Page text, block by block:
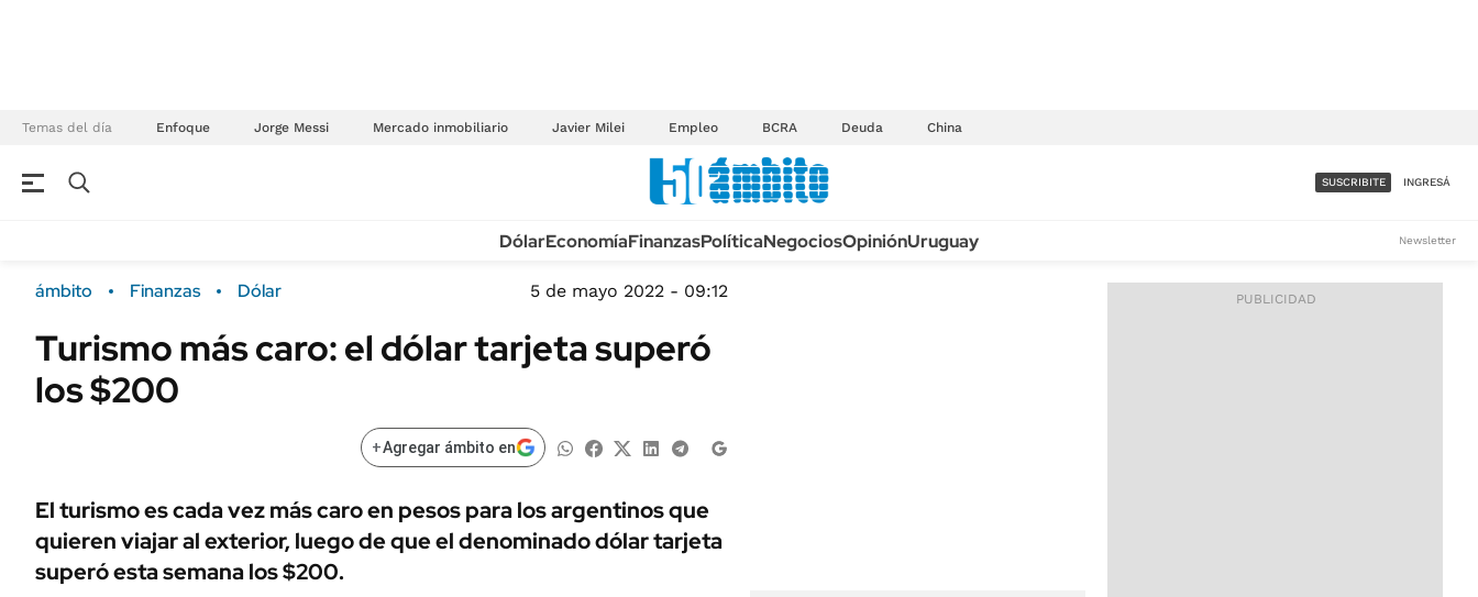
Temas del día Enfoque Jorge Messi Mercado inmobiliario Javier Milei Empleo BCRA Deuda China
Campo
FINANZAS
ÁMBITO DEBATE
MEDIAKIT AMBITO DEBATE
Sustentabilidad
POLÍTICA
URUGUAY
TECNOLOGÍA
MÉXICO
MUNDO
LIFESTYLE
AUTOS
ACCESO FULL - $1.800/MES
SUSCRIBITE INGRESÁ
DólarEconomíaFinanzasPolíticaNegociosOpiniónUruguay Newsletter
ámbito Finanzas Dólar 5 de mayo 2022 - 09:12
Turismo más caro: el dólar tarjeta superó
los $200
+Agregar ámbito en
El turismo es cada vez más caro en pesos para los argentinos que
quieren viajar al exterior, luego de que el denominado dólar tarjeta
superó esta semana los $200.